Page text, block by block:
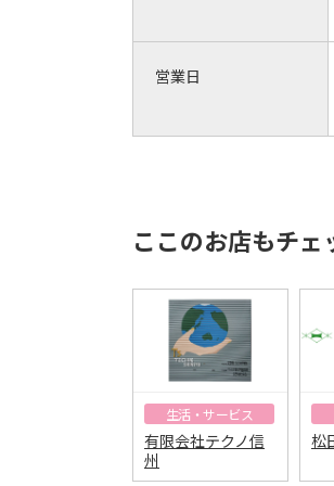
営業日
ここのお店もチェ
生活・サービス
有限会社テクノ信
州
松